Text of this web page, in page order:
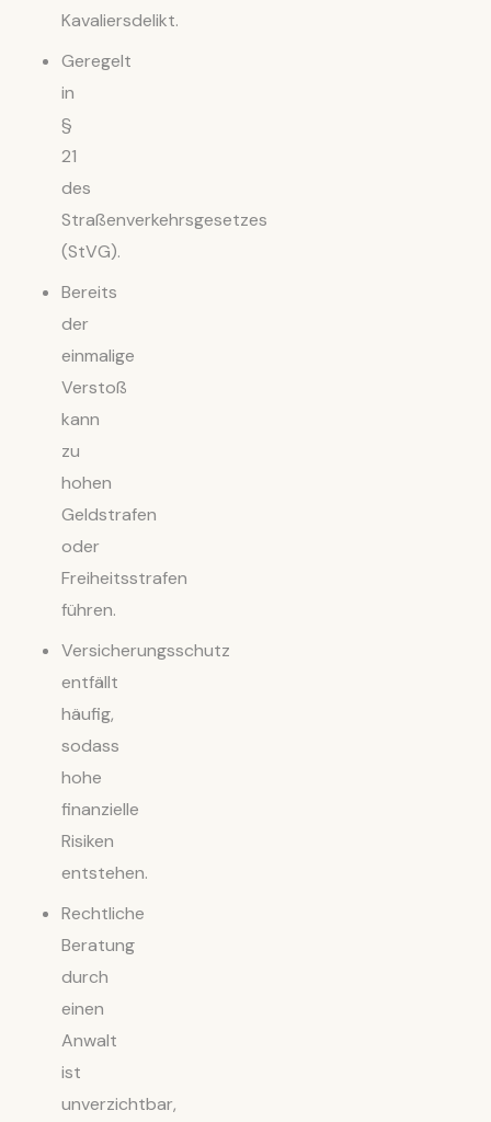
Kavaliersdelikt.
Geregelt
in
§
21
des
Straßenverkehrsgesetzes
(StVG).
Bereits
der
einmalige
Verstoß
kann
zu
hohen
Geldstrafen
oder
Freiheitsstrafen
führen.
Versicherungsschutz
entfällt
häufig,
sodass
hohe
finanzielle
Risiken
entstehen.
Rechtliche
Beratung
durch
einen
Anwalt
ist
unverzichtbar,